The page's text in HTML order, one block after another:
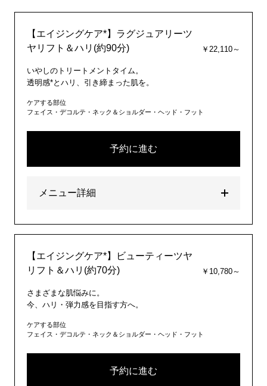
【エイジングケア*】ラグジュアリーツ
ヤリフト＆ハリ(約90分)
￥22,110～
いやしのトリートメントタイム。
透明感*とハリ、引き締まった肌を。
ケアする部位
フェイス・デコルテ・ネック＆ショルダー・ヘッド・フット
予約に進む
メニュー詳細
【エイジングケア*】ビューティーツヤ
リフト＆ハリ(約70分)
￥10,780～
さまざまな肌悩みに。
今、ハリ・弾力感を目指す方へ。
ケアする部位
フェイス・デコルテ・ネック＆ショルダー・ヘッド・フット
予約に進む